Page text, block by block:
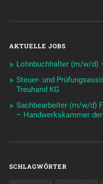
AKTUELLE JOBS
Lohnbuchhalter (m/w/d)
Steuer- und
Treuhand KG
Sachbearbeiter (m/w/d)
– Handwerkskammer
SCHLAGWÖRTER